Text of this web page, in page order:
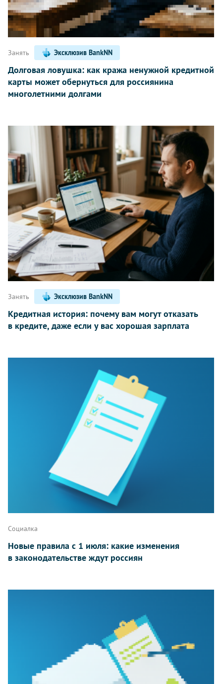
Занять Эксклюзив BankNN
Долговая ловушка: как кража ненужной кредитной
карты может обернуться для россиянина
многолетними долгами
Занять Эксклюзив BankNN
Кредитная история: почему вам могут отказать
в кредите, даже если у вас хорошая зарплата
Социалка
Новые правила с 1 июля: какие изменения
в законодательстве ждут россиян